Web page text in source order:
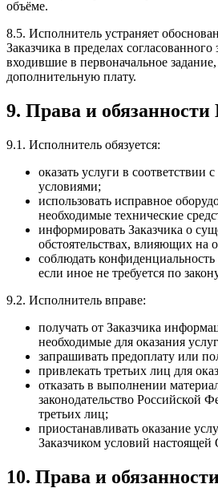
объёме.
8.5. Исполнитель устраняет
Заказчика в пределах
входившие в первоначальное
дополнительную плату.
9. Права и
9.1. Исполнитель обязуется:
оказать услуги в соответствии
условиями;
использовать исправное
необходимые технические
информировать Заказчика о
обстоятельствах, влияющих на
соблюдать
если иное не требуется по
9.2. Исполнитель вправе:
получать от Заказчика
необходимые для оказания
запрашивать предоплату или
привлекать третьих лиц для
отказать в выполнении
законодательство Российской
третьих лиц;
приостанавливать оказание
Заказчиком условий
10. Права и